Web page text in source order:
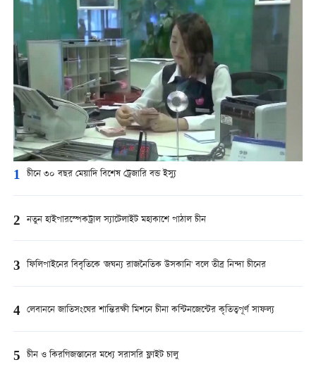
1 চীনে ৩০ বছর মেয়াদি বিশেষ ট্রেজারি বন্ড ইস্যু
2 নতুন হাইপারস্পেকট্রাল স্যাটেলাইট মহাকাশে পাঠাল চীন
3 ফিলিপাইনের বিবৃতিকে 'জঘন্য রাজনৈতিক উসকানি' বলে তীব্র নিন্দা চীনের
4 লেবাননে জাতিসংঘের শান্তিরক্ষী মিশনে চীনা কন্টিনজেন্টের কৃতিত্বপূর্ণ সাফল্য
5 চীন ও কিরগিজস্তানের মধ্যে সরাসরি ফ্লাইট চালু